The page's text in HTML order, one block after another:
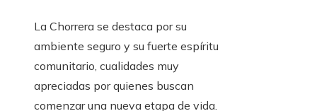
La Chorrera se destaca por su
ambiente seguro y su fuerte espíritu
comunitario, cualidades muy
apreciadas por quienes buscan
comenzar una nueva etapa de vida.